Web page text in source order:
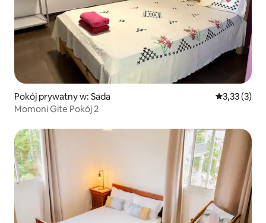
Pokój prywatny w: Sada Średnia
3,33 (3)
Momoni Gite Pokój 2